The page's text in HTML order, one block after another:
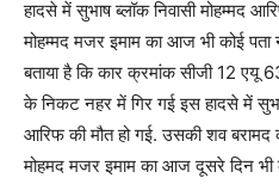
हादसे में सुभाष ब्लॉक निवासी मोहम्मद
मोहम्मद मजर इमाम का आज भी कोई
बताया है कि कार क्रमांक सीजी 12 एयू
के निकट नहर में गिर गई इस हादसे में
आरिफ की मौत हो गई. उसकी शव
मोहमद मजर इमाम का आज दूसरे दिन भी